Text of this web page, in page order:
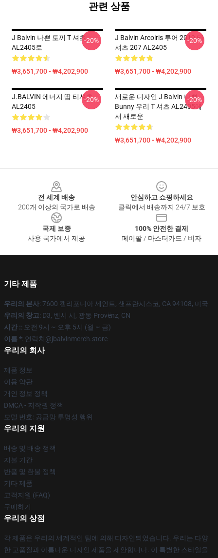
관련 상품
J Balvin 나쁜 토끼 T 셔츠
AL2405로
₩3,651,700 - ₩4,202,900
-20%
J Balvin Arcoiris 투어 2019 티
셔츠 207 AL2405
₩3,651,700 - ₩4,202,900
-20%
J.BALVIN 에너지 땀 티셔츠
AL2405
₩3,651,700 - ₩4,202,900
-20%
새로운 디자인 J Balvin 나쁜
Bunny 우리 T 셔츠 AL2405에
서 새로운
₩3,651,700 - ₩4,202,900
-20%
전 세계 배송
200개 이상의 국가로 배송
안심하고 쇼핑하세요
클릭에서 배송까지 24/7 보호
국제 보증
사용 국가에서 제공
100% 안전한 결제
페이팔 / 마스터카드 / 비자
기타 제품
우리의 본사: 7600 캘리포니아 세인트, 샌프란시스코, CA 94108, 미국
우리의 창고: D3, 벤시 시, 광동 Provënz, CN
시간 :: 오전 9시 ~ 오후 5시 (월 ~ 금)
이름 *: 연락처@jbalvinmerch.store
우리의 회사
제품 정보
이용 약관
개인 정보 정책
DMCA - 저작권 정책
모델 번호: 공급망 투명성 행위
우리의 지원
배송 및 배송 정책
지불 기간
반품 및 환불 정책
기타 제품
고객지원 (FAQ)
구매하기
우리의 상점
각 제품은 우리의 세계적인 팀에 의해 디자인되었습니다. 우리는 다양
한 고품질과 아름다운 디자인 제품을 제안합니다. 이 특별한 스타일을